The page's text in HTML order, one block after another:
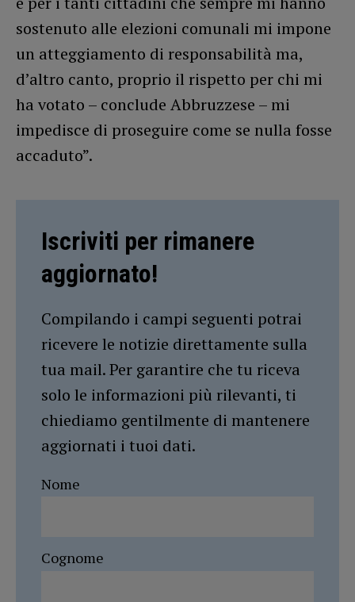
sostenuto alle elezioni comunali mi impone
un atteggiamento di responsabilità ma,
d’altro canto, proprio il rispetto per chi mi
ha votato – conclude Abbruzzese – mi
impedisce di proseguire come se nulla fosse
accaduto”.
Iscriviti per rimanere
aggiornato!
Compilando i campi seguenti potrai
ricevere le notizie direttamente sulla
tua mail. Per garantire che tu riceva
solo le informazioni più rilevanti, ti
chiediamo gentilmente di mantenere
aggiornati i tuoi dati.
Nome
Cognome